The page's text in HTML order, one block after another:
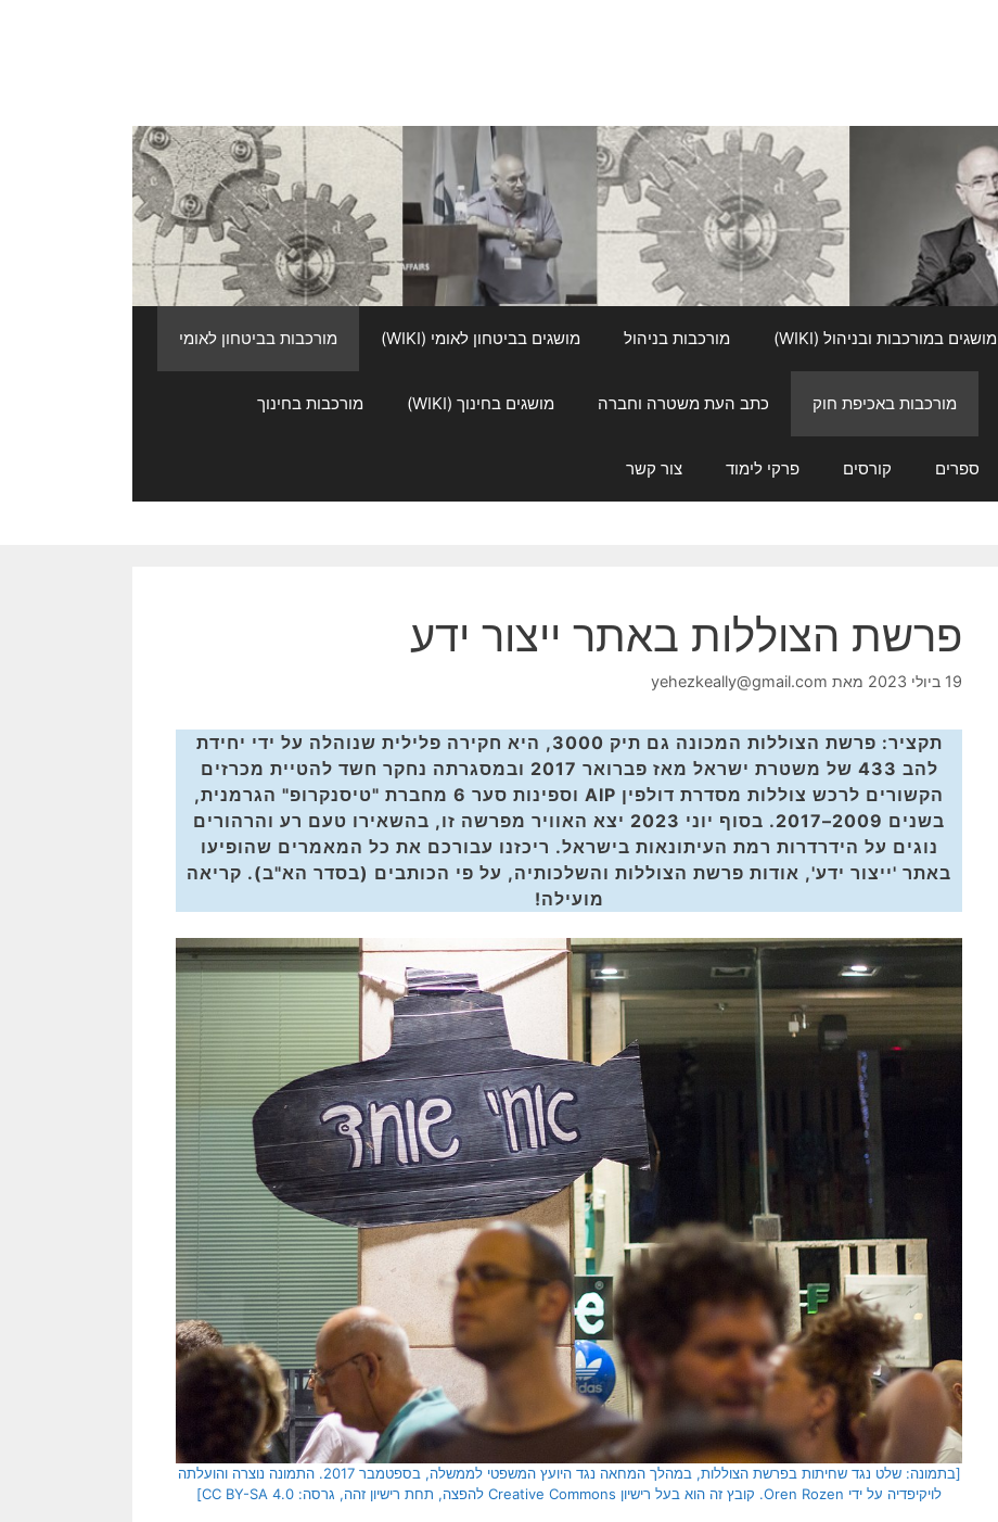
מושגים במורכבות ובניהול (WIKI) מורכבות בניהול מושגים בביטחון לאומי (WIKI) מורכבות בביטחון לאומי
מורכבות באכיפת חוק כתב העת משטרה וחברה מושגים בחינוך (WIKI) מורכבות בחינוך
ספרים קורסים פרקי לימוד צור קשר
פרשת הצוללות באתר ייצור ידע
19 ביולי 2023 מאת yehezkeally@gmail.com
תקציר: פרשת הצוללות המכונה גם תיק 3000, היא חקירה פלילית שנוהלה על ידי יחידת
להב 433 של משטרת ישראל מאז פברואר 2017 ובמסגרתה נחקר חשד להטיית מכרזים
הקשורים לרכש צוללות מסדרת דולפין AIP וספינות סער 6 מחברת "טיסנקרופ" הגרמנית,
בשנים 2009–2017. בסוף יוני 2023 יצא האוויר מפרשה זו, בהשאירו טעם רע והרהורים
נוגים על הידרדרות רמת העיתונאות בישראל. ריכזנו עבורכם את כל המאמרים שהופיעו
באתר 'ייצור ידע', אודות פרשת הצוללות והשלכותיה, על פי הכותבים (בסדר הא"ב). קריאה
מועילה!
[בתמונה: שלט נגד שחיתות בפרשת הצוללות, במהלך המחאה נגד היועץ המשפטי לממשלה, בספטמבר 2017. התמונה נוצרה והועלתה
לויקיפדיה על ידי Oren Rozen. קובץ זה הוא בעל רישיון Creative Commons להפצה, תחת רישיון זהה, גרסה: CC BY-SA 4.0]